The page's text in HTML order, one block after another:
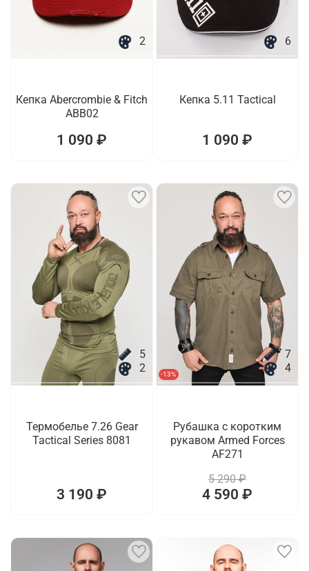
2
Кепка Abercrombie & Fitch
ABB02
1 090 ₽
6
Кепка 5.11 Tactical
1 090 ₽
5
2
Термобелье 7.26 Gear
Tactical Series 8081
3 190 ₽
-13%
7
4
Рубашка с коротким
рукавом Armed Forces
AF271
5 290 ₽
4 590 ₽